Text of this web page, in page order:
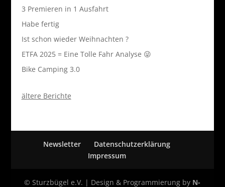
3 Premieren in 1 Ausfahrt
Habe fertig
Ist schon wieder Weihnachten ?
ETFA 2025 = Eine Tolle Fahr Analyse 😜
Bike Camping 3.0
ältere Berichte
Newsletter
Datenschutzerklärung
Impressum
© Sturzbügel e.V. | Design & Programmierung by N-